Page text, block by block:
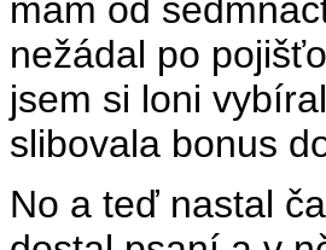
mám od
nežádal po
jsem si loni
slibovala bonus
No a teď nastal